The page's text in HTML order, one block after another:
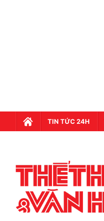
TIN TỨC 24H